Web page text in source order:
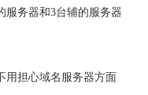
服务器和3台辅的服务器
用担心域名服务器方面